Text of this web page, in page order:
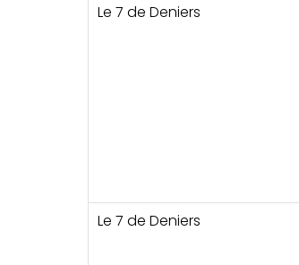
Le 7 de Deniers
Le 7 de Deniers